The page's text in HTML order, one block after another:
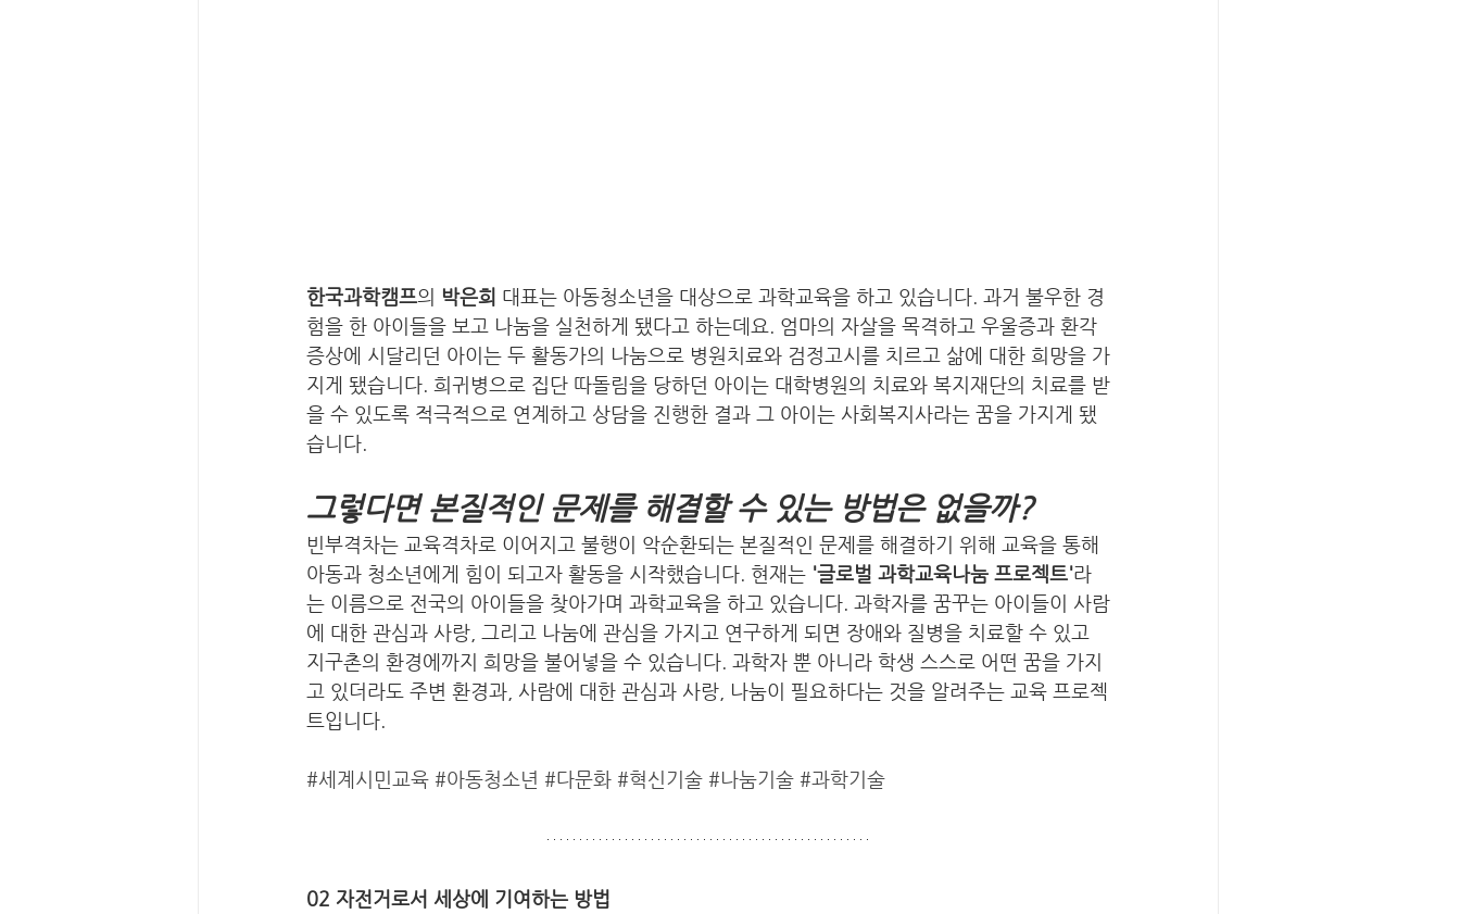
한국과학캠프의 박은희 대표는 아동청소년을 대상으로 과학교육을 하고 있습니다. 과거 불우한 경
험을 한 아이들을 보고 나눔을 실천하게 됐다고 하는데요. 엄마의 자살을 목격하고 우울증과 환각
증상에 시달리던 아이는 두 활동가의 나눔으로 병원치료와 검정고시를 치르고 삶에 대한 희망을 가
지게 됐습니다. 희귀병으로 집단 따돌림을 당하던 아이는 대학병원의 치료와 복지재단의 치료를 받
을 수 있도록 적극적으로 연계하고 상담을 진행한 결과 그 아이는 사회복지사라는 꿈을 가지게 됐
습니다.
그렇다면 본질적인 문제를 해결할 수 있는 방법은 없을까?
빈부격차는 교육격차로 이어지고 불행이 악순환되는 본질적인 문제를 해결하기 위해 교육을 통해
아동과 청소년에게 힘이 되고자 활동을 시작했습니다. 현재는 '글로벌 과학교육나눔 프로젝트'라
는 이름으로 전국의 아이들을 찾아가며 과학교육을 하고 있습니다. 과학자를 꿈꾸는 아이들이 사람
에 대한 관심과 사랑, 그리고 나눔에 관심을 가지고 연구하게 되면 장애와 질병을 치료할 수 있고
지구촌의 환경에까지 희망을 불어넣을 수 있습니다. 과학자 뿐 아니라 학생 스스로 어떤 꿈을 가지
고 있더라도 주변 환경과, 사람에 대한 관심과 사랑, 나눔이 필요하다는 것을 알려주는 교육 프로젝
트입니다.
#세계시민교육 #아동청소년 #다문화 #혁신기술 #나눔기술 #과학기술
02 자전거로서 세상에 기여하는 방법